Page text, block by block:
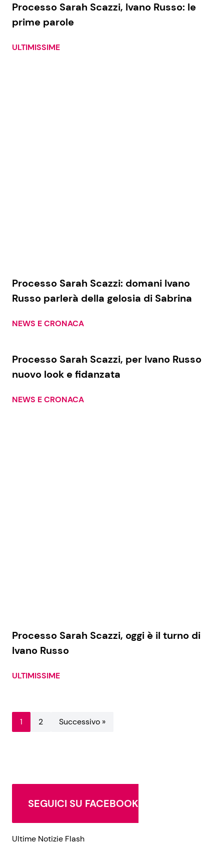
Processo Sarah Scazzi, Ivano Russo: le
prime parole
ULTIMISSIME
Processo Sarah Scazzi: domani Ivano
Russo parlerà della gelosia di Sabrina
NEWS E CRONACA
Processo Sarah Scazzi, per Ivano Russo
nuovo look e fidanzata
NEWS E CRONACA
Processo Sarah Scazzi, oggi è il turno di
Ivano Russo
ULTIMISSIME
1 2 Successivo »
SEGUICI SU FACEBOOK
Ultime Notizie Flash